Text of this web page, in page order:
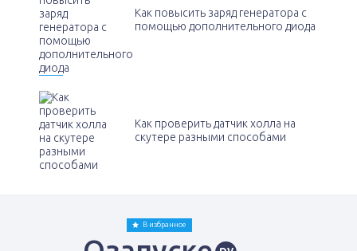
Как повысить заряд генератора с
помощью дополнительного диода
Как проверить датчик холла на
скутере разными способами
В избранное